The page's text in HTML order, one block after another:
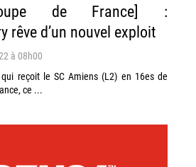
de France] :
rêve d’un nouvel exploit
à 08h00
qui reçoit le SC Amiens (L2) en 16es de
ce ...